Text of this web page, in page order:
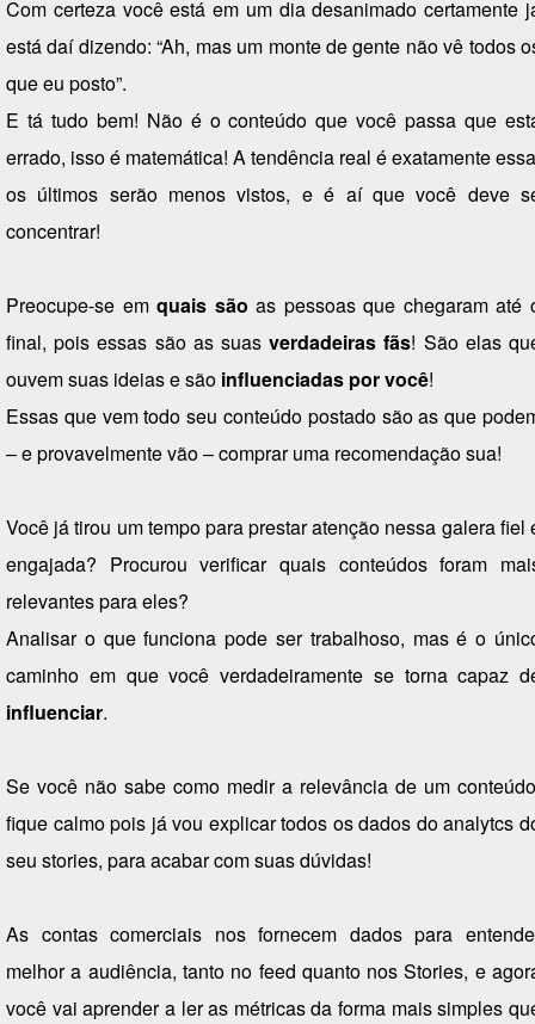
Com certeza você está em um dia desanimado certamente
está daí dizendo:“Ah, mas um monte de gente não vê todos
que eu posto”.
E tá tudo bem! Não é o conteúdo que você passa que
errado, isso é matemática! A tendência real é exatamente
os últimos serão menos vistos, e é aí que você deve
concentrar!
Preocupe-se emquais são as pessoas que chegaram até
final, pois essas são as suasverdadeiras fãs! São elas
ouvem suas ideias e são influenciadas por você!
Essas que vem todo seu conteúdo postado são as que
– e provavelmente vão – comprar uma recomendação sua!
Você já tirou um tempo para prestar atenção nessa galera fiel
engajada? Procurou verificar quais conteúdos foram
relevantes para eles?
Analisar o que funciona pode ser trabalhoso, mas é o
caminho em que você verdadeiramente se torna capaz
influenciar.
Se você não sabe como medir a relevância de um
fique calmo pois já vou explicar todos os dados do analytcs
seu stories, para acabar com suas dúvidas!
As contas comerciais nos fornecem dados para
melhor a audiência, tanto no feed quanto nos Stories, e
você vai aprender a ler as métricas da forma mais simples